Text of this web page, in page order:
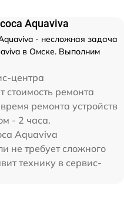
Aquaviva
- несложная задача
в Омске. Выполним
центра
стоимость ремонта
ремонта устройств
- 2 часа.
Aquaviva
не требует сложного
технику в сервис-